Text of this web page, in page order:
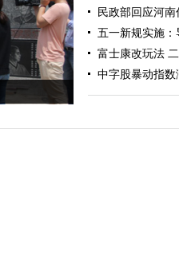
民政部回应河
五一新规实施
富士康改玩法
中字股暴动指